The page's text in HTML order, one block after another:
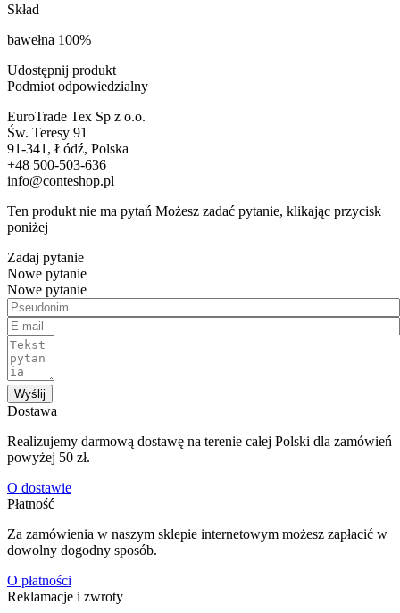
Skład
bawełna 100%
Udostępnij produkt
Podmiot odpowiedzialny
EuroTrade Tex Sp z o.o.
Św. Teresy 91
91-341, Łódź, Polska
+48 500-503-636
info@conteshop.pl
Ten produkt nie ma pytań Możesz zadać pytanie, klikając przycisk
poniżej
Zadaj pytanie
Nowe pytanie
Nowe pytanie
Wyślij
Dostawa
Realizujemy darmową dostawę na terenie całej Polski dla zamówień
powyżej 50 zł.
O dostawie
Płatność
Za zamówienia w naszym sklepie internetowym możesz zapłacić w
dowolny dogodny sposób.
O płatności
Reklamacje i zwroty